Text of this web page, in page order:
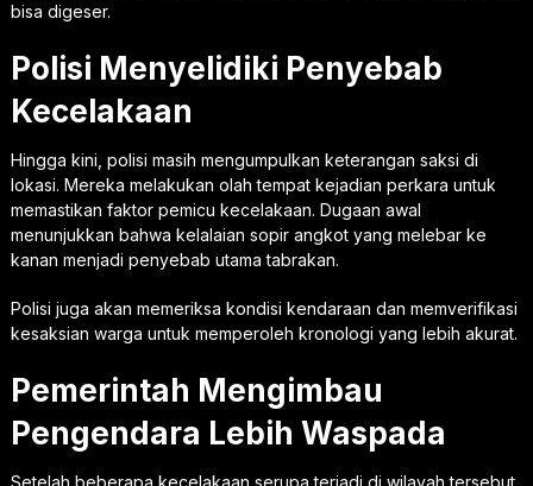
bisa digeser.
Polisi Menyelidiki Penyebab
Kecelakaan
Hingga kini, polisi masih mengumpulkan keterangan saksi di
lokasi. Mereka melakukan olah tempat kejadian perkara untuk
memastikan faktor pemicu kecelakaan. Dugaan awal
menunjukkan bahwa kelalaian sopir angkot yang melebar ke
kanan menjadi penyebab utama tabrakan.
Polisi juga akan memeriksa kondisi kendaraan dan memverifikasi
kesaksian warga untuk memperoleh kronologi yang lebih akurat.
Pemerintah Mengimbau
Pengendara Lebih Waspada
Setelah beberapa kecelakaan serupa terjadi di wilayah tersebut,